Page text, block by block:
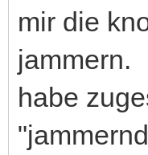
mir die
jammern.
habe